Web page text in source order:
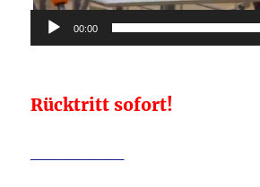
00:00
Rücktritt sofort!